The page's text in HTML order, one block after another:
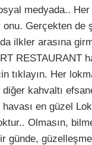
medyada..
Gerçekten de
ilkler arasına
RESTAURANT
tıklayın. Her
kahvaltı
havası en güzel
Olmasın,
günde,